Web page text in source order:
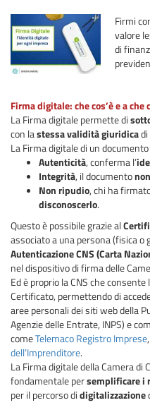
Firmi
valore
di
Firma digitale: che cos’è e a che
La Firma digitale permette di
con lastessa validità giuridica
La Firma digitale di un
Autenticità, conferma l’
Integrità, il documento
Non ripudio, chi ha
disconoscerlo.
Questo è possibile grazie al
associato a una persona (fisica o
AutenticazioneCNS (Carta
nel dispositivo di firma delle
Ed è proprio la CNS che consente
Certificato, permettendo di
aree personali dei siti web della
Agenzie delle Entrate, INPS) e
comeTelemaco Registro Imprese,
dell’Imprenditore.
La Firma digitale della Camera
fondamentale persemplificare i
per il percorso didigitalizzazione